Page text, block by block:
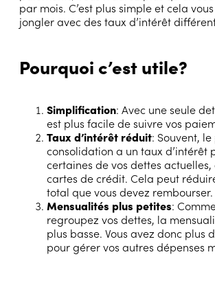
par mois. C’est plus simple et cela
jongler avec des taux d’intérêt
Pourquoi c’est utile?
Simplification: Avec une seule
est plus facile de suivre vos
Taux d’intérêt réduit: Souvent,
consolidation a un taux d’intérêt
certaines de vos dettes actuelles,
cartes de crédit. Cela peut
total que vous devez rembourser.
Mensualités plus petites:
regroupez vos dettes, la
plus basse. Vous avez donc plus
pour gérer vos autres dépenses